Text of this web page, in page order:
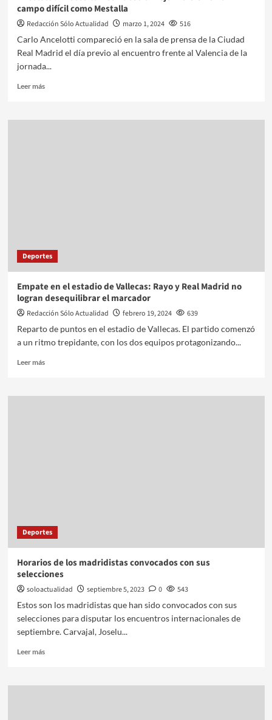
campo difícil como Mestalla
Redacción Sólo Actualidad marzo 1, 2024
516
Carlo Ancelotti compareció en la sala de prensa de la Ciudad
Real Madrid el día previo al encuentro frente al Valencia de la
jornada...
Leer más
Deportes
Empate en el estadio de Vallecas: Rayo y Real Madrid no
logran desequilibrar el marcador
Redacción Sólo Actualidad febrero 19, 2024
639
Reparto de puntos en el estadio de Vallecas. El partido comenzó
a un ritmo trepidante, con los dos equipos protagonizando...
Leer más
Deportes
Horarios de los madridistas convocados con sus
selecciones
soloactualidad septiembre 5, 2023 0
543
Estos son los madridistas que han sido convocados con sus
selecciones para disputar los encuentros internacionales de
septiembre. Carvajal, Joselu...
Leer más